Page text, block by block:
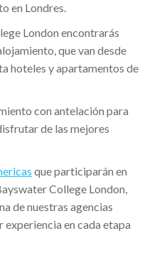
en Londres.
London encontrarás
que van desde
hoteles y apartamentos de
con antelación para
de las mejores
que participarán en
College London,
de nuestras agencias
experiencia en cada etapa